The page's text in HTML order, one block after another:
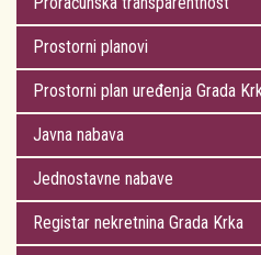
Prostorni planovi
Prostorni plan uređenja Grada
Javna nabava
Jednostavne nabave
Registar nekretnina Grada Krka